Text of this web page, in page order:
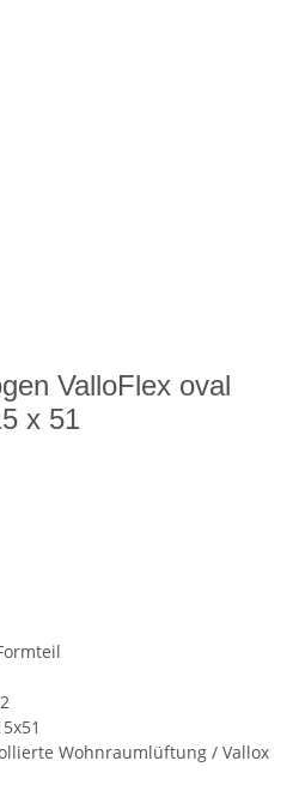
ValloFlex oval
x 51
Wohnraumlüftung / Vallox